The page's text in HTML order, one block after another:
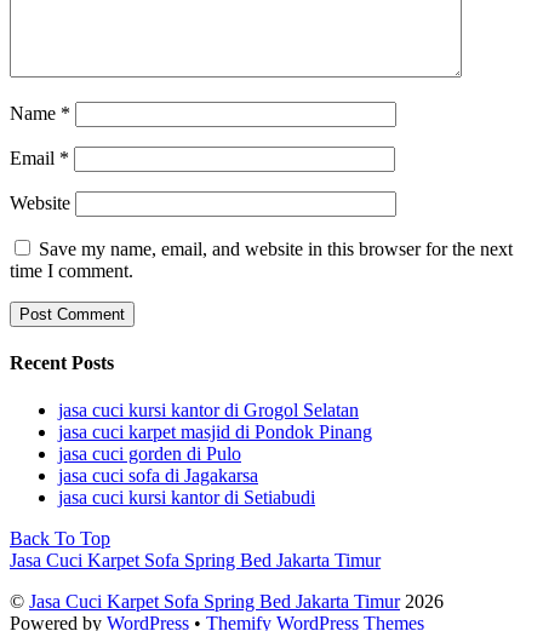
Name *
Email *
Website
Save my name, email, and website in this browser for the next
time I comment.
Recent Posts
jasa cuci kursi kantor di Grogol Selatan
jasa cuci karpet masjid di Pondok Pinang
jasa cuci gorden di Pulo
jasa cuci sofa di Jagakarsa
jasa cuci kursi kantor di Setiabudi
Back To Top
Jasa Cuci Karpet Sofa Spring Bed Jakarta Timur
© Jasa Cuci Karpet Sofa Spring Bed Jakarta Timur2026
Powered by WordPress • Themify WordPress Themes